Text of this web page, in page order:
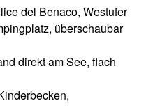
del Benaco, Westufer
überschaubar
direkt am See, flach